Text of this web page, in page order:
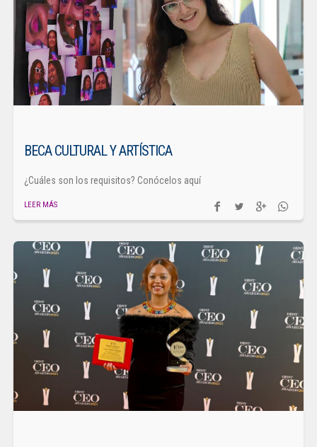
BECA CULTURAL Y ARTÍSTICA
¿Cuáles son los requisitos? Conócelos aquí
LEER MÁS